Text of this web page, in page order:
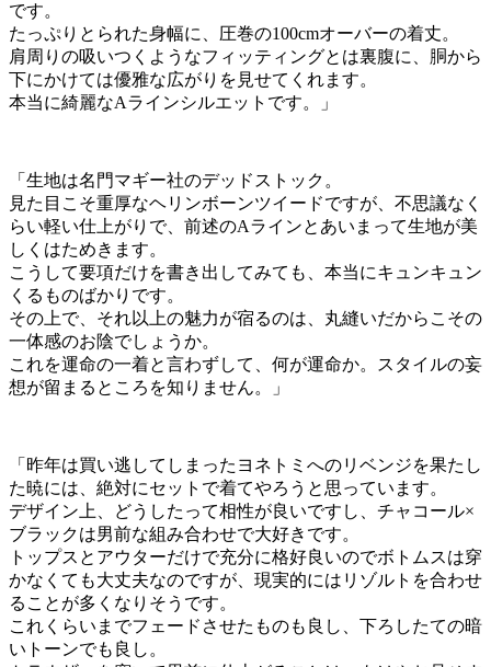
です。
たっぷりとられた身幅に、圧巻の100cmオーバーの着丈。
肩周りの吸いつくようなフィッティングとは裏腹に、胴から
下にかけては優雅な広がりを見せてくれます。
本当に綺麗なAラインシルエットです。」
「生地は名門マギー社のデッドストック。
見た目こそ重厚なヘリンボーンツイードですが、不思議なく
らい軽い仕上がりで、前述のAラインとあいまって生地が美
しくはためきます。
こうして要項だけを書き出してみても、本当にキュンキュン
くるものばかりです。
その上で、それ以上の魅力が宿るのは、丸縫いだからこその
一体感のお陰でしょうか。
これを運命の一着と言わずして、何が運命か。スタイルの妄
想が留まるところを知りません。」
「昨年は買い逃してしまったヨネトミへのリベンジを果たし
た暁には、絶対にセットで着てやろうと思っています。
デザイン上、どうしたって相性が良いですし、チャコール×
ブラックは男前な組み合わせで大好きです。
トップスとアウターだけで充分に格好良いのでボトムスは穿
かなくても大丈夫なのですが、現実的にはリゾルトを合わせ
ることが多くなりそうです。
これくらいまでフェードさせたものも良し、下ろしたての暗
いトーンでも良し。